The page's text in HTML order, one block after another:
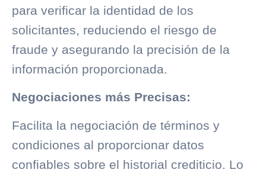
para verificar la identidad de los
solicitantes, reduciendo el riesgo de
fraude y asegurando la precisión de la
información proporcionada.
Negociaciones más Precisas:
Facilita la negociación de términos y
condiciones al proporcionar datos
confiables sobre el historial crediticio . Lo